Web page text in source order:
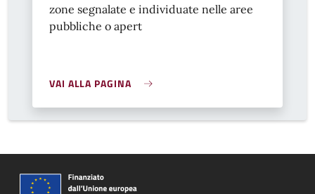
zone segnalate e individuate nelle aree
pubbliche o apert
VAI ALLA PAGINA